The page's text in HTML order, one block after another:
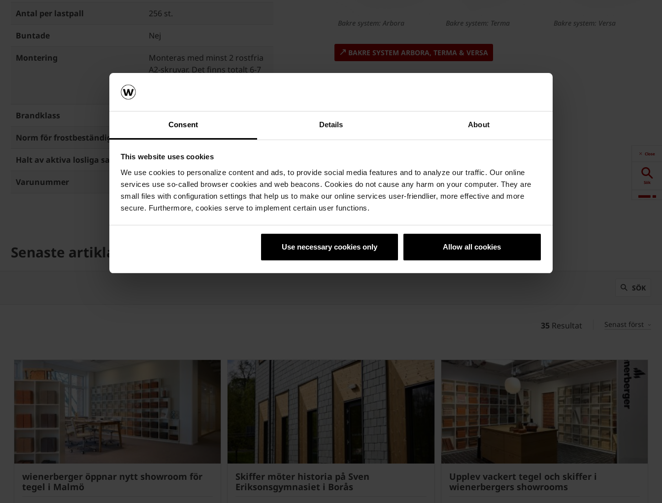
Consent Details About
This website uses cookies
We use cookies to personalize content and ads, to provide social media features and to analyze our traffic. Our online
services use so-called browser cookies and web beacons. Cookies do not cause any harm on your computer. They are
small files with configuration settings that help us to make our online services user-friendlier, more effective and more
secure. Furthermore, cookies serve to implement certain user functions.
Use necessary cookies only Allow all cookies
Antal per lastpall 256 st.
Buntade Nej
Montering
Monteras med minst 2 rostfria
A2-skruvar. Det finns totalt 6-7
Brandklass
Norm för frostbeständighet EN 1304:2013, EN 539-2:2013
Halt av aktiva losliga salter EN 771-2:2011+A1:2015
Varunummer 62-601-6
Bakre system: Arbora Bakre system: Terma Bakre system: Versa
BAKRE SYSTEM ARBORA, TERMA & VERSA
Senaste artiklarna
SÖK
35 Resultat Senast först
wienerberger öppnar nytt showroom för
tegel i Malmö
Skiffer möter historia på Sven
Eriksonsgymnasiet i Borås
Upplev vackert tegel och skiffer i
wienerbergers showrooms
Close
Sök